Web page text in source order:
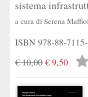
sistema
a cura di Serena
ISBN 978-88-
€ 10,00 € 9,50
Lista